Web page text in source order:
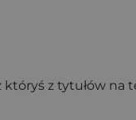
z tytułów na